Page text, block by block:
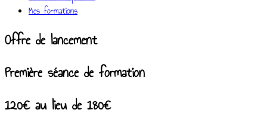
Mes formations
Offre de lancement
Première séance de formation
120€ au lieu de 180€